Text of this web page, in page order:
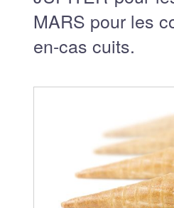
MARS pour les
en-cas cuits.